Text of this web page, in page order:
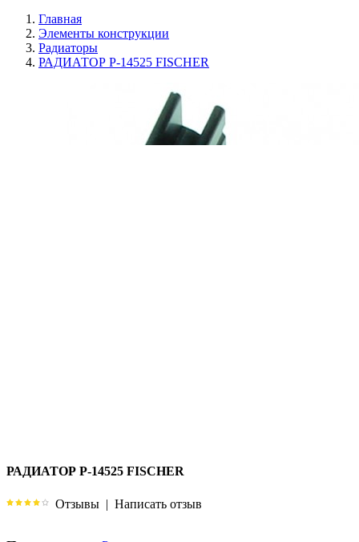
Главная
Элементы конструкции
Радиаторы
РАДИАТОР P-14525 FISCHER
РАДИАТОР P-14525 FISCHER
Отзывы | Написать отзыв